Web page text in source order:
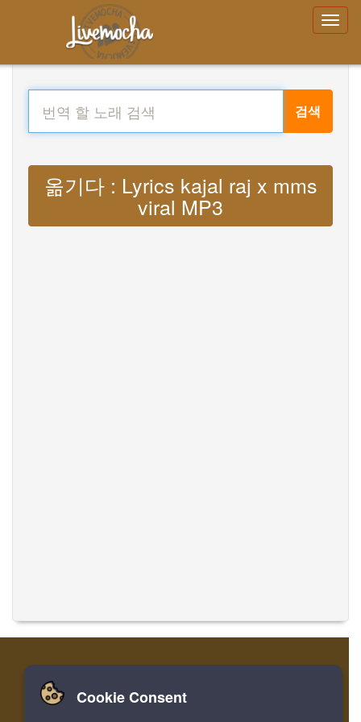
검색
옮기다 : Lyrics kajal raj x mms
viral MP3
집 로그인 레지스터
Cookie Consent